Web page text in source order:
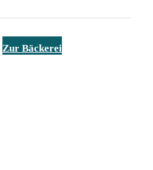
Zur Bäckerei